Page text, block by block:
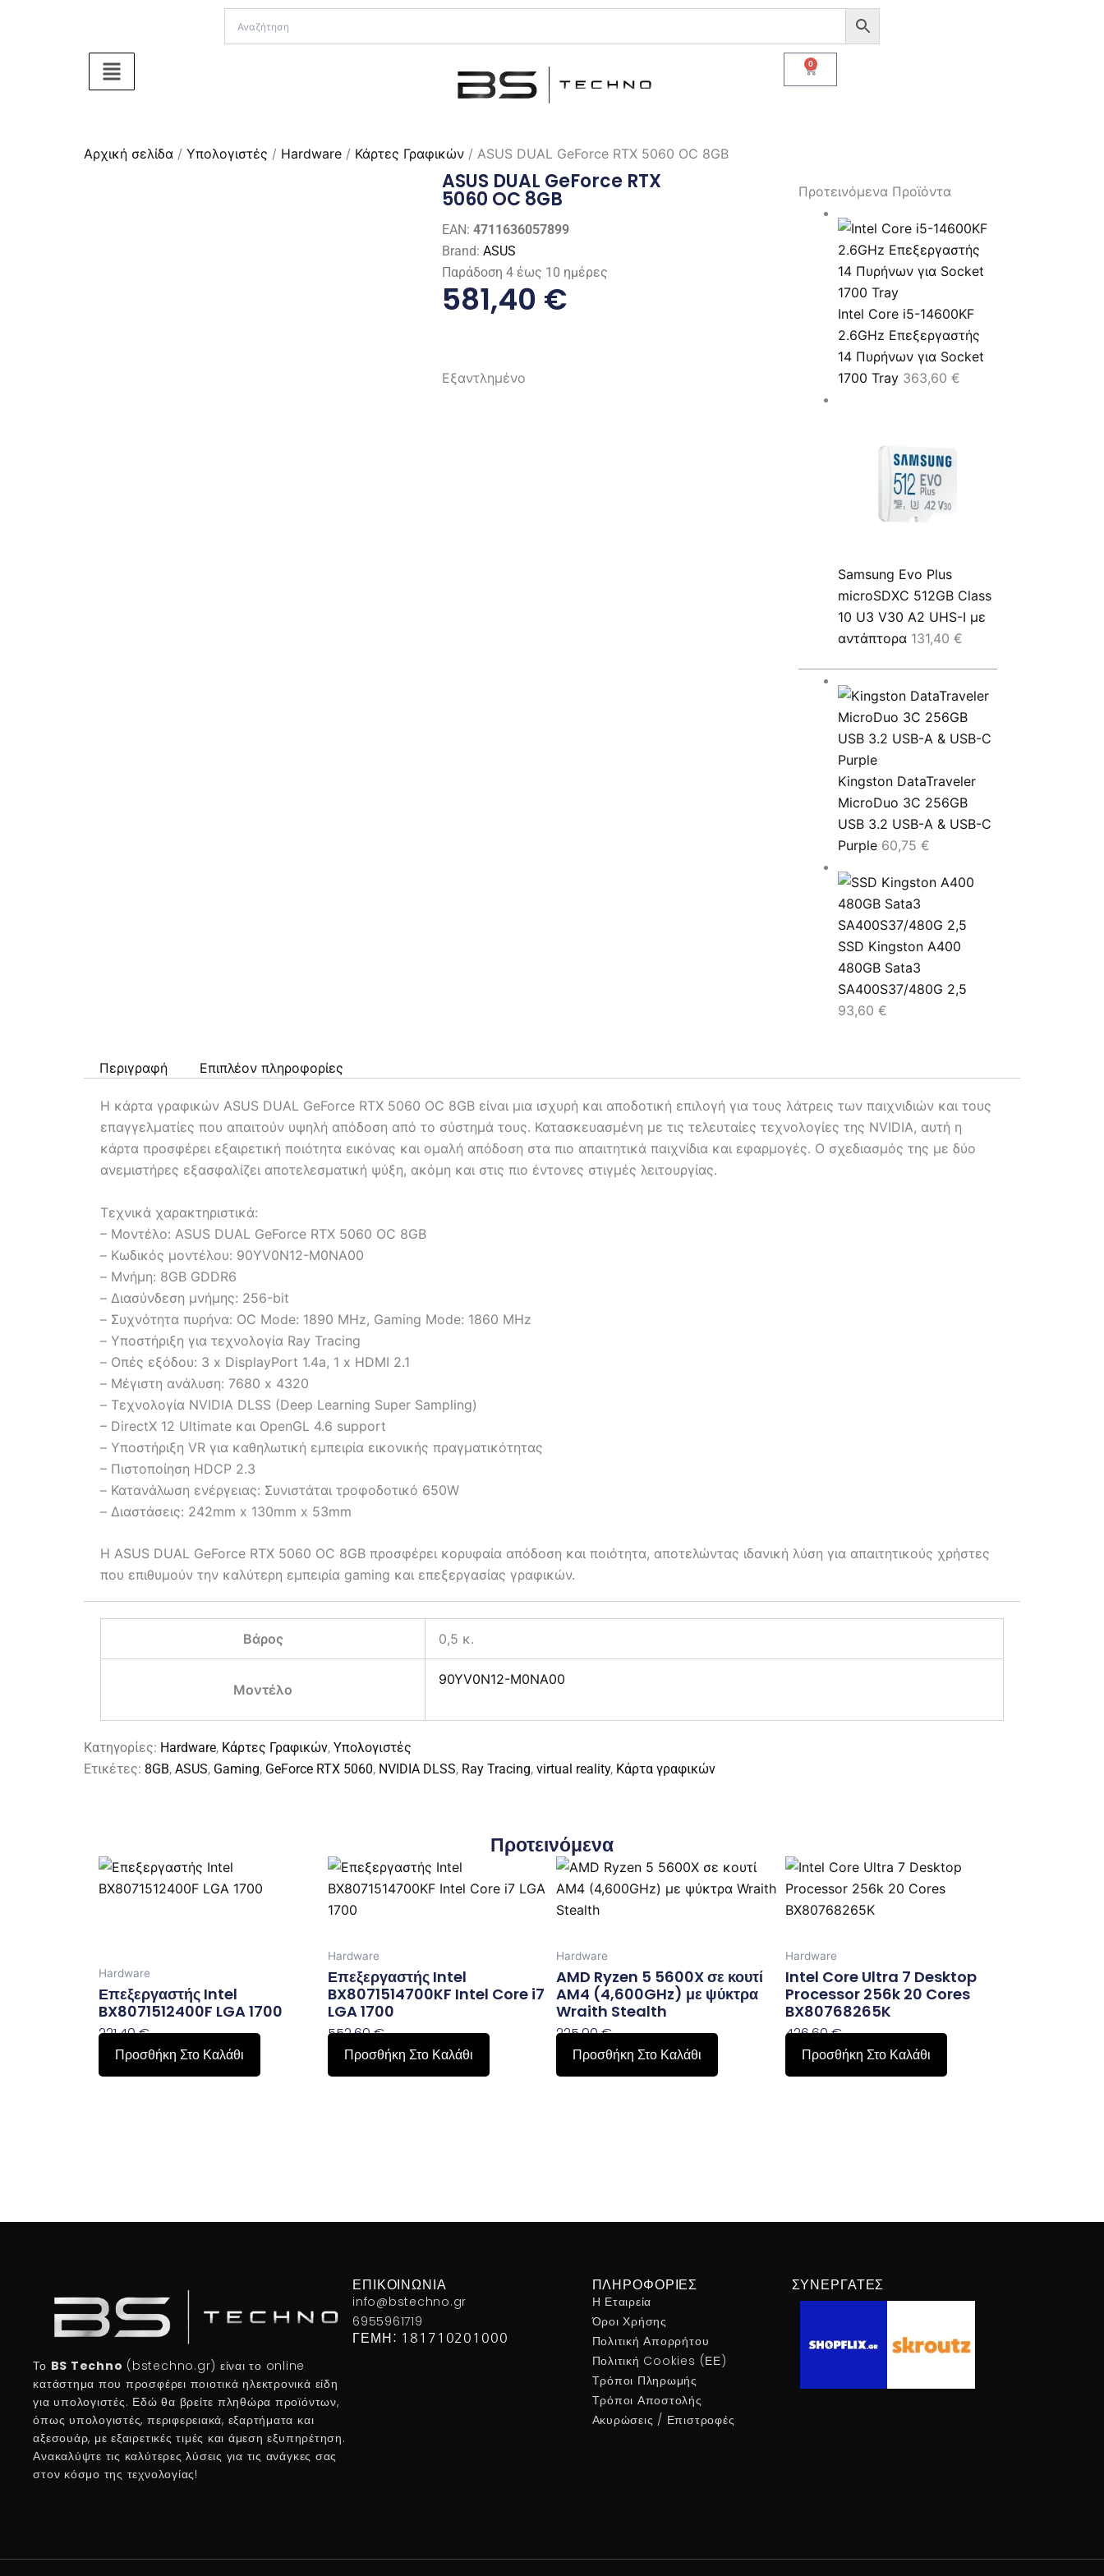
0
Cart
Αρχική σελίδα / Υπολογιστές / Hardware / Κάρτες Γραφικών / ASUS DUAL GeForce RTX 5060 OC 8GB
ASUS DUAL GeForce RTX
5060 OC 8GB
EAN: 4711636057899
Brand: ASUS
Παράδοση 4 έως 10 ημέρες
581,40 €
Εξαντλημένο
Προτεινόμενα Προϊόντα
Intel Core i5-14600KF
2.6GHz Επεξεργαστής
14 Πυρήνων για Socket
1700 Tray 363,60 €
Samsung Evo Plus
microSDXC 512GB Class
10 U3 V30 A2 UHS-I με
αντάπτορα 131,40 €
Kingston DataTraveler
MicroDuo 3C 256GB
USB 3.2 USB-A & USB-C
Purple 60,75 €
SSD Kingston A400
480GB Sata3
SA400S37/480G 2,5
93,60 €
Περιγραφή Επιπλέον πληροφορίες
Η κάρτα γραφικών ASUS DUAL GeForce RTX 5060 OC 8GB είναι μια ισχυρή και αποδοτική επιλογή για τους λάτρεις των παιχνιδιών και τους
επαγγελματίες που απαιτούν υψηλή απόδοση από το σύστημά τους. Κατασκευασμένη με τις τελευταίες τεχνολογίες της NVIDIA, αυτή η
κάρτα προσφέρει εξαιρετική ποιότητα εικόνας και ομαλή απόδοση στα πιο απαιτητικά παιχνίδια και εφαρμογές. Ο σχεδιασμός της με δύο
ανεμιστήρες εξασφαλίζει αποτελεσματική ψύξη, ακόμη και στις πιο έντονες στιγμές λειτουργίας.
Τεχνικά χαρακτηριστικά:
– Μοντέλο: ASUS DUAL GeForce RTX 5060 OC 8GB
– Κωδικός μοντέλου: 90YV0N12-M0NA00
– Μνήμη: 8GB GDDR6
– Διασύνδεση μνήμης: 256-bit
– Συχνότητα πυρήνα: OC Mode: 1890 MHz, Gaming Mode: 1860 MHz
– Υποστήριξη για τεχνολογία Ray Tracing
– Οπές εξόδου: 3 x DisplayPort 1.4a, 1 x HDMI 2.1
– Μέγιστη ανάλυση: 7680 x 4320
– Τεχνολογία NVIDIA DLSS (Deep Learning Super Sampling)
– DirectX 12 Ultimate και OpenGL 4.6 support
– Υποστήριξη VR για καθηλωτική εμπειρία εικονικής πραγματικότητας
– Πιστοποίηση HDCP 2.3
– Κατανάλωση ενέργειας: Συνιστάται τροφοδοτικό 650W
– Διαστάσεις: 242mm x 130mm x 53mm
Η ASUS DUAL GeForce RTX 5060 OC 8GB προσφέρει κορυφαία απόδοση και ποιότητα, αποτελώντας ιδανική λύση για απαιτητικούς χρήστες
που επιθυμούν την καλύτερη εμπειρία gaming και επεξεργασίας γραφικών.
Βάρος 0,5 κ.
Μοντέλο
90YV0N12-M0NA00
Κατηγορίες: Hardware, Κάρτες Γραφικών, Υπολογιστές
Ετικέτες: 8GB, ASUS, Gaming, GeForce RTX 5060, NVIDIA DLSS, Ray Tracing, virtual reality, Κάρτα γραφικών
Προτεινόμενα
Hardware
Επεξεργαστής Intel
BX8071512400F LGA 1700
221,40€
Προσθήκη Στο Καλάθι
Hardware
Επεξεργαστής Intel
BX8071514700KF Intel Core i7
LGA 1700
552,60€
Προσθήκη Στο Καλάθι
Hardware
AMD Ryzen 5 5600X σε κουτί
AM4 (4,600GHz) με ψύκτρα
Wraith Stealth
225,90€
Προσθήκη Στο Καλάθι
Hardware
Intel Core Ultra 7 Desktop
Processor 256k 20 Cores
BX80768265K
426,60€
Προσθήκη Στο Καλάθι
Το BS Techno (bstechno.gr) είναι το online
κατάστημα που προσφέρει ποιοτικά ηλεκτρονικά είδη
για υπολογιστές. Εδώ θα βρείτε πληθώρα προϊόντων,
όπως υπολογιστές, περιφερειακά, εξαρτήματα και
αξεσουάρ, με εξαιρετικές τιμές και άμεση εξυπηρέτηση.
Ανακαλύψτε τις καλύτερες λύσεις για τις ανάγκες σας
στον κόσμο της τεχνολογίας!
ΕΠΙΚΟΙΝΩΝΊΑ
info@bstechno.gr
6955961719
ΓΕΜΗ: 181710201000
ΠΛΗΡΟΦΟΡΊΕΣ
Η Εταιρεία
Όροι Χρήσης
Πολιτική Απορρήτου
Πολιτική Cookies (ΕΕ)
Τρόποι Πληρωμής
Τρόποι Αποστολής
Ακυρώσεις / Επιστροφές
ΣΥΝΕΡΓΆΤΕΣ